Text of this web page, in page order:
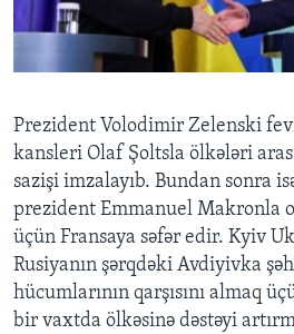
BIZI IZLƏYIN
Dillər
Prezident Volodimir Zelenski
kansleri Olaf Şoltsla ölkələri
sazişi imzalayıb. Bundan sonra
prezident Emmanuel Makronla
üçün Fransaya səfər edir. Kyiv
Rusiyanın şərqdəki Avdiyivka
hücumlarının qarşısını almaq
bir vaxtda ölkəsinə dəstəyi